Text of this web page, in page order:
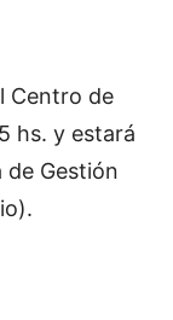
Centro de
hs. y estará
de Gestión